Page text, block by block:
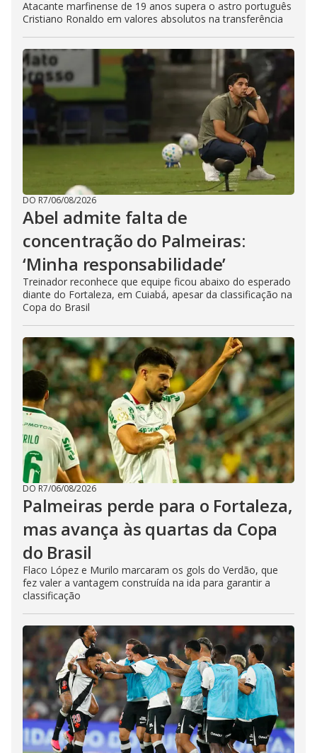
Atacante marfinense de 19 anos supera o astro português
Cristiano Ronaldo em valores absolutos na transferência
DO R7/06/08/2026
Abel admite falta de
concentração do Palmeiras:
‘Minha responsabilidade’
Treinador reconhece que equipe ficou abaixo do esperado
diante do Fortaleza, em Cuiabá, apesar da classificação na
Copa do Brasil
DO R7/06/08/2026
Palmeiras perde para o Fortaleza,
mas avança às quartas da Copa
do Brasil
Flaco López e Murilo marcaram os gols do Verdão, que
fez valer a vantagem construída na ida para garantir a
classificação